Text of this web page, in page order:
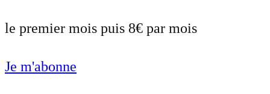
le premier mois puis 8€ par mois
Je m'abonne